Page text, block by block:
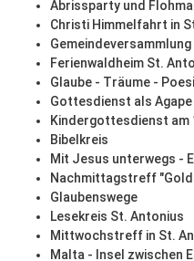
Abrissparty und
Christi Himmelfahrt in
Ferienwaldheim St.
Glaube - Träume -
Gottesdienst als Agape
Kindergottesdienst am
Bibelkreis
Mit Jesus unterwegs -
Nachmittagstreff
Glaubenswege
Lesekreis St. Antonius
Mittwochstreff in St.
Malta - Insel zwischen